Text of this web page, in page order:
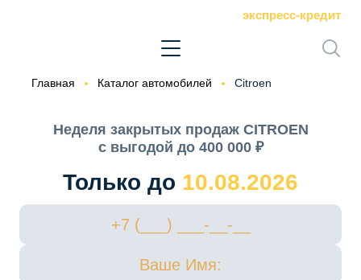
экспресс-кредит
Главная Каталог автомобилей Citroen
Неделя закрытых продаж CITROEN
с выгодой до 400 000 ₽
Только до 10.08.2026